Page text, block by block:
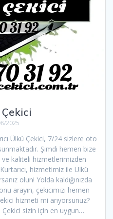
2025
Ülkü Çekici, 7/24 sizlere oto
Şimdi hemen bize
ve kaliteli hizmetlerimizden
hizmetimiz ile Ülkü
olun! Yolda kaldığınızda
arayın, çekicimizi hemen
hizmeti mi arıyorsunuz?
sizin için en uygun…